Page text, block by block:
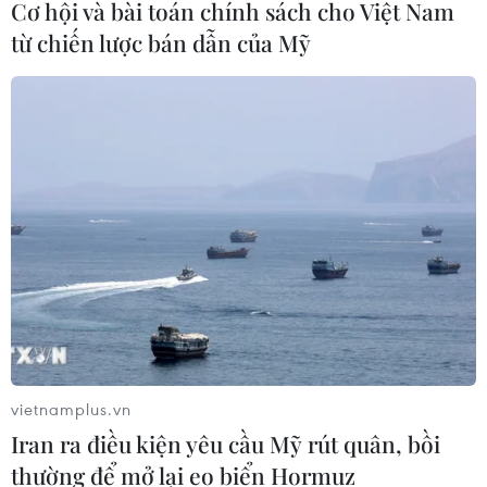
Sơn La: Bắt hai đối tượng mua bán
ma túy, thu giữ hơn 3.500 viên hồng
Trung Quốc
Cựu Thứ trưởng Nguyễn Bá Hoan và
27 bị cáo khác chuẩn bị ra hầu tòa
09/08/2026 10:01
Trường đại học sư phạm đầu tiên
Cơ hội và bài toán chính sách cho Việt Nam
từ chiến lược bán dẫn của Mỹ
vietnamplus.vn
Iran ra điều kiện yêu cầu Mỹ rút quân, bồi
thường để mở lại eo biển Hormuz